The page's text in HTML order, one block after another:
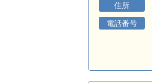
住所
電話番号